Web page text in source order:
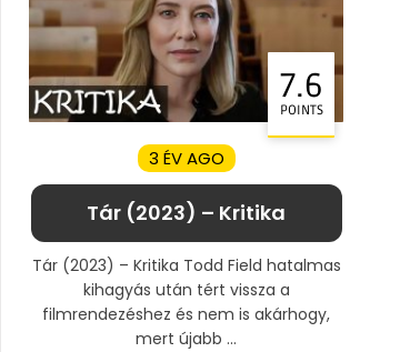
7.6
POINTS
3 ÉV AGO
Tár (2023) – Kritika
Tár (2023) – Kritika Todd Field hatalmas
kihagyás után tért vissza a
filmrendezéshez és nem is akárhogy,
mert újabb ...